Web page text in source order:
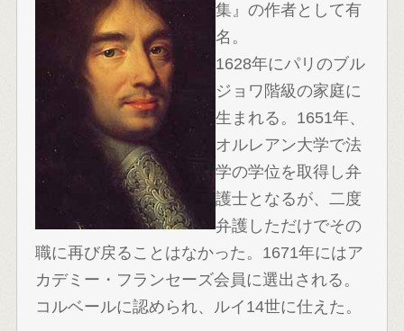
集』の作者として有
名。
1628年にパリのブル
ジョワ階級の家庭に
生まれる。1651年、
オルレアン大学で法
学の学位を取得し弁
護士となるが、二度
弁護しただけでその
職に再び戻ることはなかった。1671年にはア
カデミー・フランセーズ会員に選出される。
コルベールに認められ、ルイ14世に仕えた。